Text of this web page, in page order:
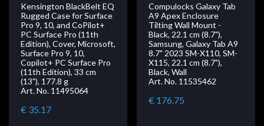
Kensington BlackBelt EQ
Rugged Case for Surface
Pro 9, 10, and CoPilot+
PC Surface Pro (11th
Edition), Cover, Microsoft,
Surface Pro 9, 10,
Copilot+ PC Surface Pro
(11th Edition), 33 cm
(13"), 177.8 g
Art. No. 11495064
€ 35.17
Compulocks Galaxy Tab
A9 Apex Enclosure
Tilting Wall Mount -
Black, 22.1 cm (8.7"),
Samsung, Galaxy Tab A9
8.7" 2023 SM-X110, SM-
X115, 22.1 cm (8.7"),
Black, Wall
Art. No. 11535462
€ 176.75